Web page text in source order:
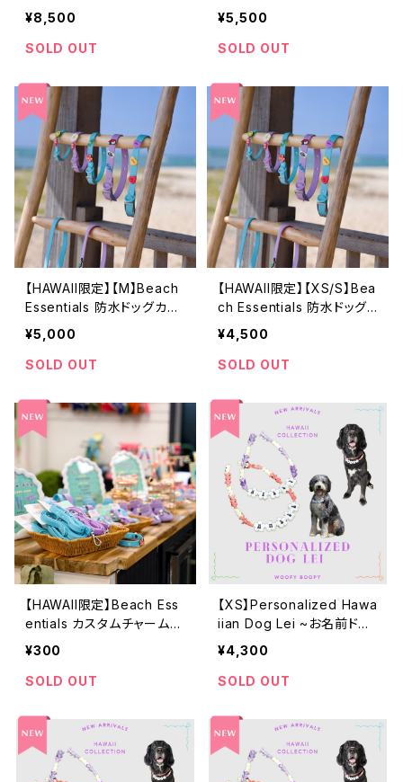
ッグリード｜チャーム対応
Waterproof Dog Leash
¥8,500
SOLD OUT
カラー｜チャーム対応 Wat
erproof Dog Collar
¥5,500
SOLD OUT
【HAWAII限定】【M】Beach
Essentials 防水ドッグカラ
ー｜チャーム対応 Waterpr
oof Dog Collar
¥5,000
SOLD OUT
【HAWAII限定】【XS/S】Bea
ch Essentials 防水ドッグ
カラー｜チャーム対応 Wat
erproof Dog Collar
¥4,500
SOLD OUT
【HAWAII限定】Beach Ess
entials カスタムチャーム｜
首輪・リード・シューズ対応
¥300
SOLD OUT
【XS】Personalized Hawa
iian Dog Lei ~お名前ドッ
グレイネックレス
¥4,300
SOLD OUT